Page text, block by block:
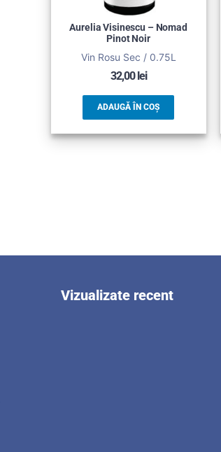
Aurelia Visinescu – Nomad
Pinot Noir
Vin Rosu Sec / 0.75L
32,00 lei
ADAUGĂ ÎN COȘ
Vizualizate recent